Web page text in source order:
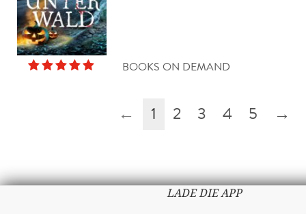
BOOKS ON DEMAND
← 1 2 3 4 5 →
LADE DIE APP